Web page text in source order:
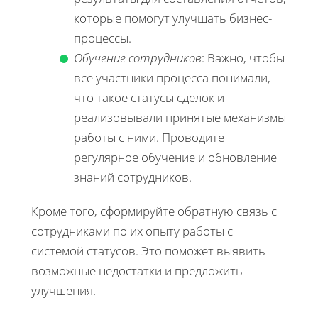
которые помогут улучшать бизнес-
процессы.
Обучение сотрудников: Важно, чтобы
все участники процесса понимали,
что такое статусы сделок и
реализовывали принятые механизмы
работы с ними. Проводите
регулярное обучение и обновление
знаний сотрудников.
Кроме того, сформируйте обратную связь с
сотрудниками по их опыту работы с
системой статусов. Это поможет выявить
возможные недостатки и предложить
улучшения.